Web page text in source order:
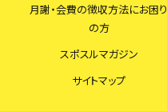
月謝・会費の徴収方法にお困り
の方
スポスルマガジン
サイトマップ